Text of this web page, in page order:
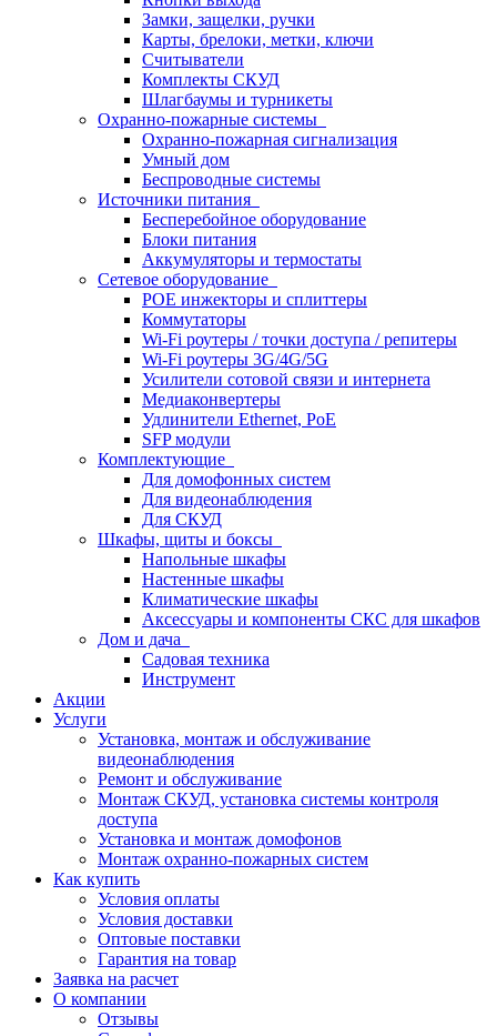
Замки, защелки, ручки
Карты, брелоки, метки, ключи
Считыватели
Комплекты СКУД
Шлагбаумы и турникеты
Охранно-пожарные системы
Охранно-пожарная сигнализация
Умный дом
Беспроводные системы
Источники питания
Бесперебойное оборудование
Блоки питания
Аккумуляторы и термостаты
Сетевое оборудование
POE инжекторы и сплиттеры
Коммутаторы
Wi-Fi роутеры / точки доступа / репитеры
Wi-Fi роутеры 3G/4G/5G
Усилители сотовой связи и интернета
Медиаконвертеры
Удлинители Ethernet, PoE
SFP модули
Комплектующие
Для домофонных систем
Для видеонаблюдения
Для СКУД
Шкафы, щиты и боксы
Напольные шкафы
Настенные шкафы
Климатические шкафы
Аксессуары и компоненты СКС для шкафов
Дом и дача
Садовая техника
Инструмент
Акции
Услуги
Установка, монтаж и обслуживание
видеонаблюдения
Ремонт и обслуживание
Монтаж СКУД, установка системы контроля
доступа
Установка и монтаж домофонов
Монтаж охранно-пожарных систем
Как купить
Условия оплаты
Условия доставки
Оптовые поставки
Гарантия на товар
Заявка на расчет
О компании
Отзывы